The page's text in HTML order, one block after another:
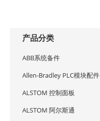
产品分类
ABB系统备件
Allen-Bradley PLC模块配件
ALSTOM 控制面板
ALSTOM 阿尔斯通